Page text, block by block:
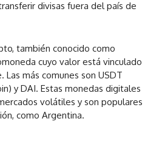
divisas fuera del país de
también conocido como
cuyo valor está vinculado
más comunes son USDT
y DAI. Estas monedas digitales
volátiles y son populares
como Argentina.